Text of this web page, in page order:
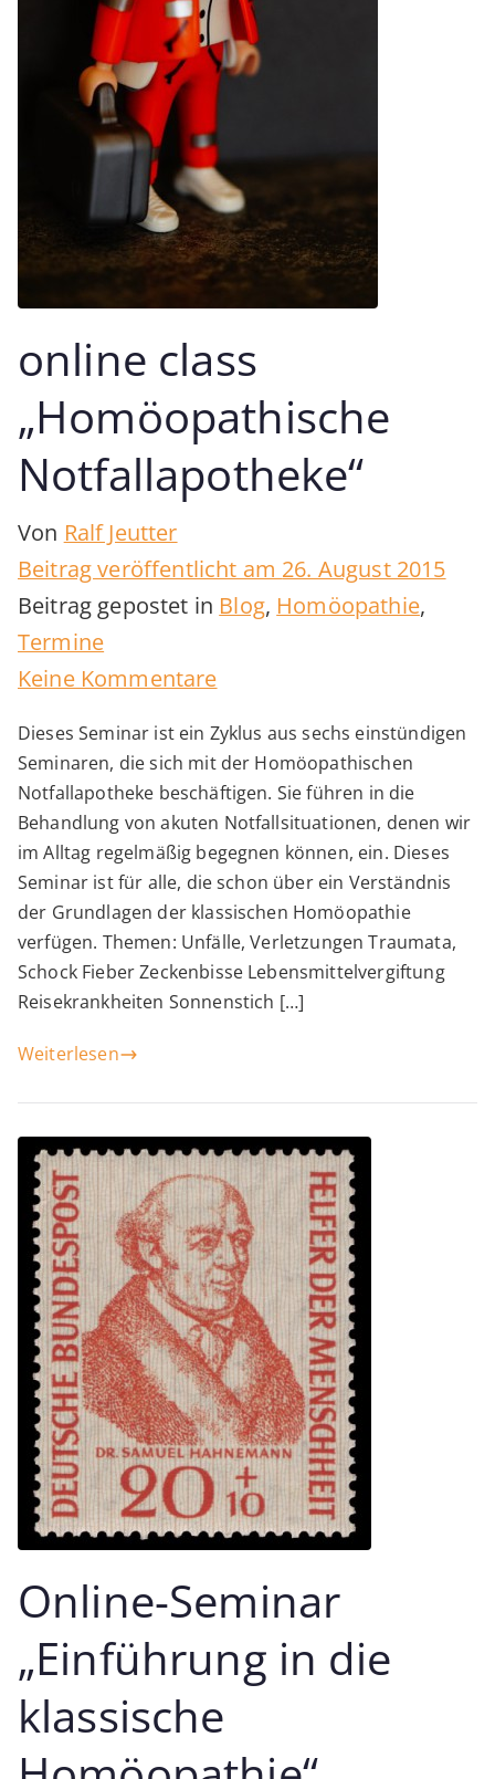
online class
„Homöopathische
Notfallapotheke“
Von Ralf Jeutter
Beitrag veröffentlicht am 26. August 2015
Beitrag gepostet in Blog, Homöopathie,
Termine
Keine Kommentarezu
class
„Homöopathische
Notfallapotheke“
Dieses Seminar ist ein Zyklus aus sechs einstündigen
Seminaren, die sich mit der Homöopathischen
Notfallapotheke beschäftigen. Sie führen in die
Behandlung von akuten Notfallsituationen, denen wir
im Alltag regelmäßig begegnen können, ein. Dieses
Seminar ist für alle, die schon über ein Verständnis
der Grundlagen der klassischen Homöopathie
verfügen. Themen: Unfälle, Verletzungen Traumata,
Schock Fieber Zeckenbisse Lebensmittelvergiftung
Reisekrankheiten Sonnenstich […]
Weiterlesen
Online-Seminar
„Einführung in die
klassische